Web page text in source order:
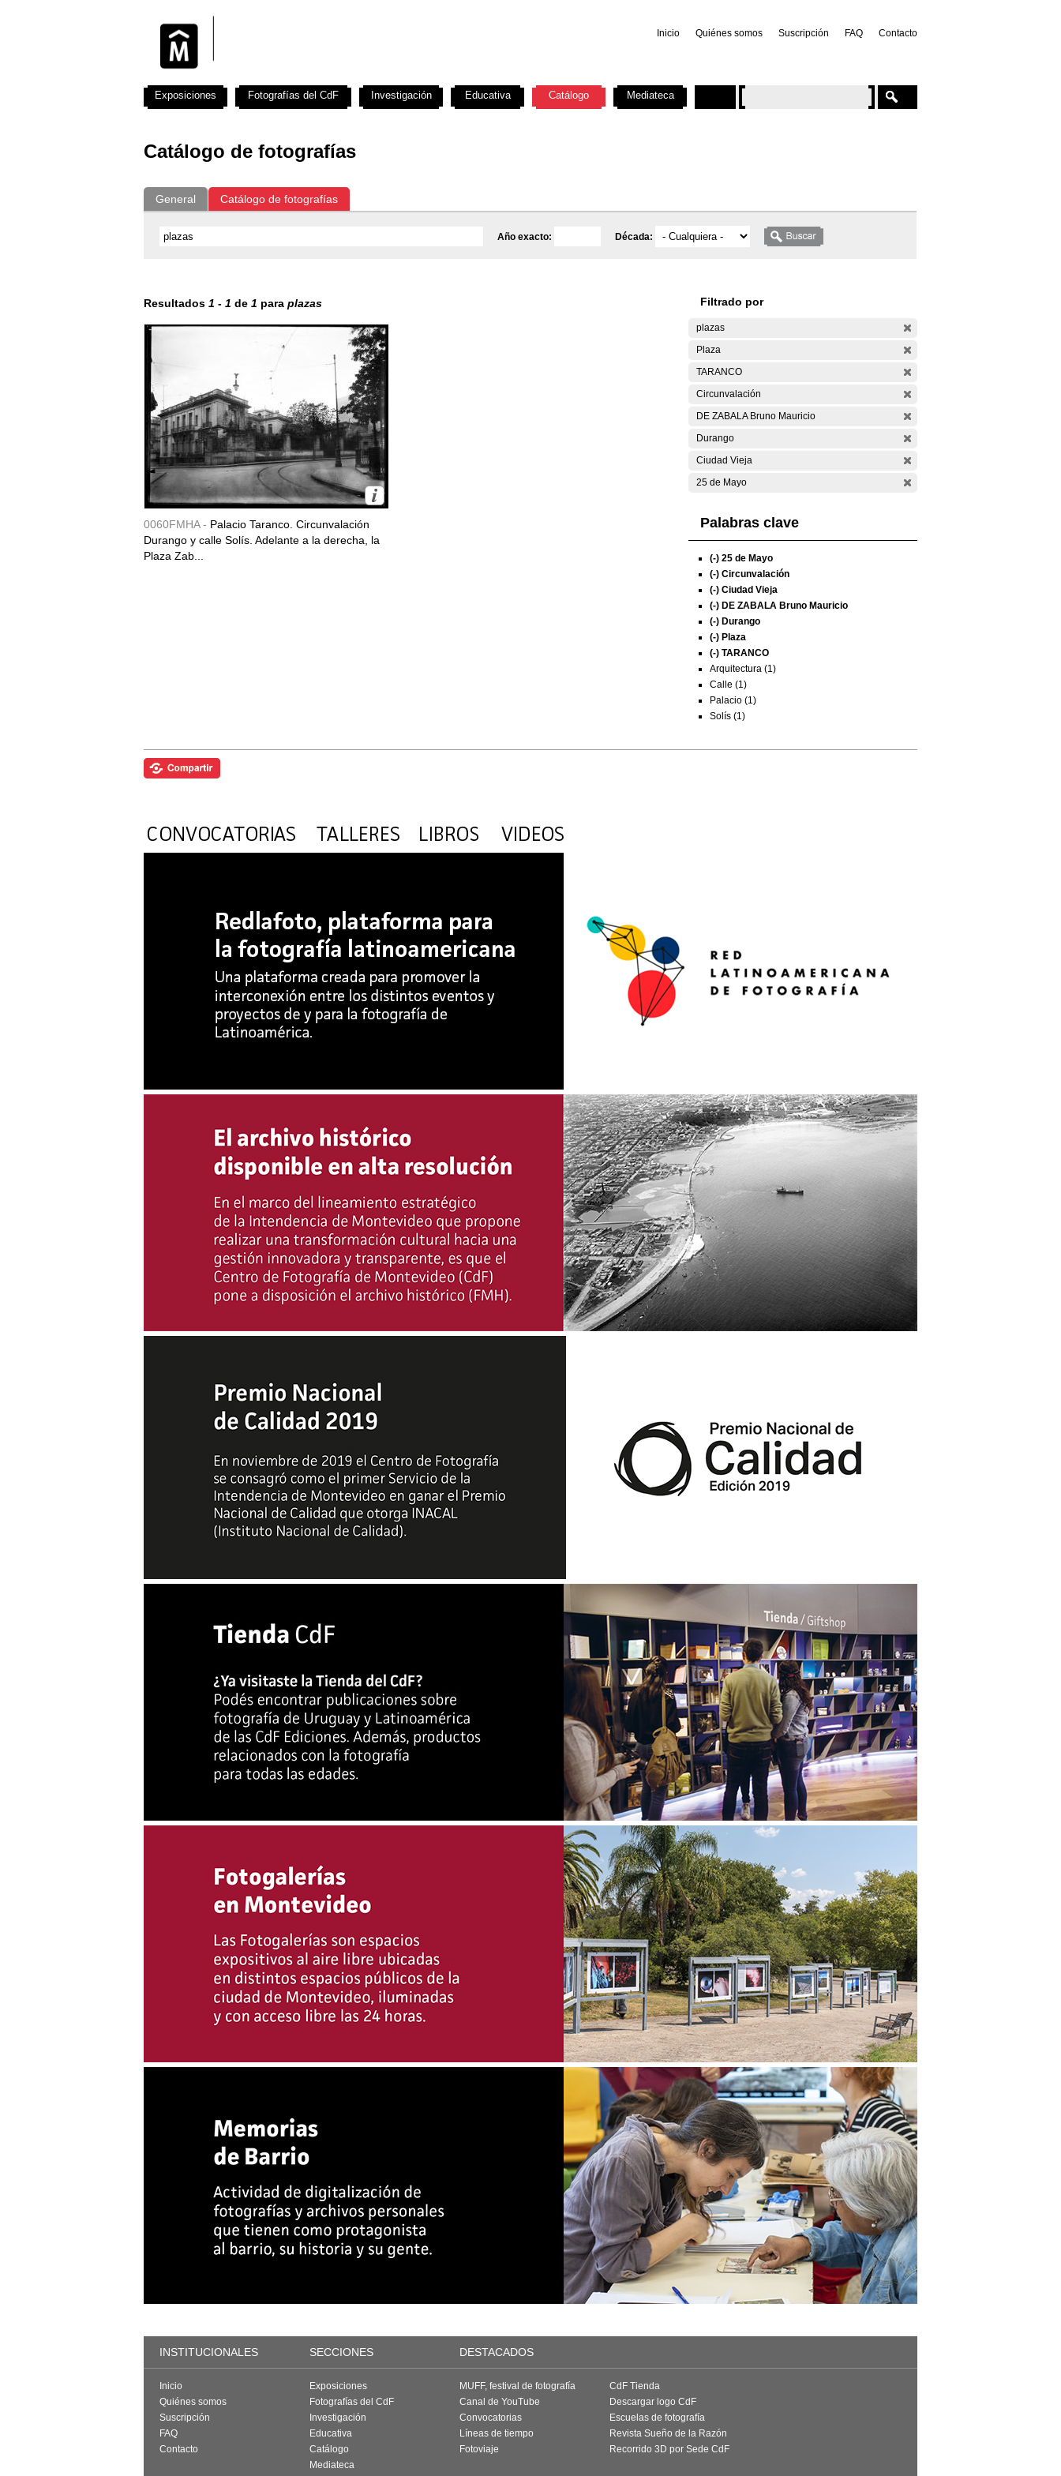
Inicio Quiénes somos Suscripción FAQ Contacto
Catálogo de fotografías
General Catálogo de fotografías
Año exacto: Década:
Resultados 1 - 1 de 1 para plazas
0060FMHA - Palacio Taranco. Circunvalación
Durango y calle Solís. Adelante a la derecha, la
Plaza Zab...
Filtrado por
plazas
Plaza
TARANCO
Circunvalación
DE ZABALA Bruno Mauricio
Durango
Ciudad Vieja
25 de Mayo
Palabras clave
(-) 25 de Mayo
(-) Circunvalación
(-) Ciudad Vieja
(-) DE ZABALA Bruno Mauricio
(-) Durango
(-) Plaza
(-) TARANCO
Arquitectura (1)
Calle (1)
Palacio (1)
Solís (1)
Exposiciones Fotografías del CdF Investigación Educativa Catálogo Mediateca
INSTITUCIONALES SECCIONES DESTACADOS
Inicio
Quiénes somos
Suscripción
FAQ
Contacto
Exposiciones
Fotografías del CdF
Investigación
Educativa
Catálogo
Mediateca
MUFF, festival de fotografía
Canal de YouTube
Convocatorias
Líneas de tiempo
Fotoviaje
CdF Tienda
Descargar logo CdF
Escuelas de fotografía
Revista Sueño de la Razón
Recorrido 3D por Sede CdF